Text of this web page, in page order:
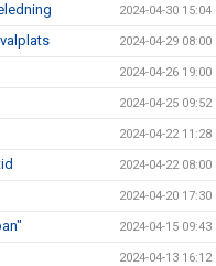
2024-04-30 15:04
2024-04-29 08:00
2024-04-26 19:00
2024-04-25 09:52
2024-04-22 11:28
2024-04-22 08:00
2024-04-20 17:30
2024-04-15 09:43
2024-04-13 16:12